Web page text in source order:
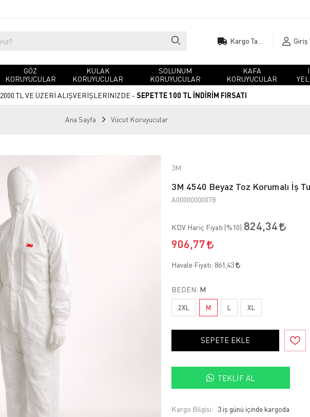
GÖZ
KORUYUCULAR
KULAK
KORUYUCULAR
SOLUNUM
KORUYUCULAR
KAFA
KORUYUCULAR
2000 TL VE ÜZERİ ALIŞVERİŞLERİNİZDE - SEPETTE 100 TL İNDİRİM FIRSATI
Ana Sayfa Vücut Koruyucular
3M
3M 4540 Beyaz Toz Korumalı İş
A00000000078
KDV Hariç Fiyatı (%10):824,34
906,77
Havale Fiyatı: 861,43
BEDEN: M
2XL M L XL
SEPETE EKLE
TEKLIF AL
Kargo Bilgisi: 3 iş günü içinde kargoda